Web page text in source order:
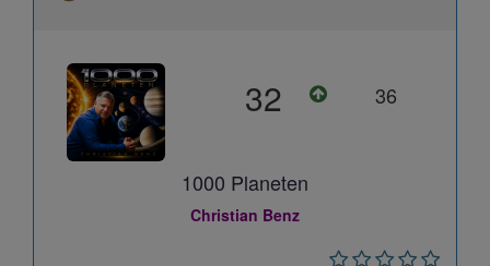
32 36
1000 Planeten
Christian Benz